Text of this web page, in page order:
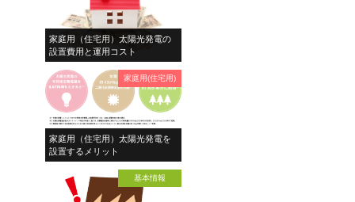
家庭用（住宅用）太陽光発電の
設置費用と運用コスト
家庭用(住宅用)
家庭用（住宅用）太陽光発電を
設置するメリット
基本情報